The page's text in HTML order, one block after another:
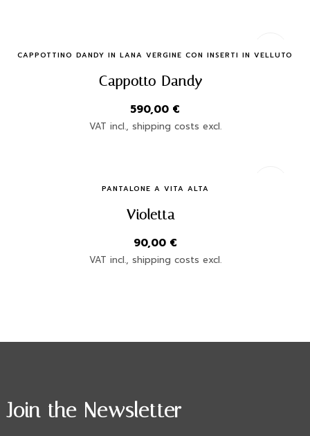
Quick Buy
CAPPOTTINO DANDY IN LANA VERGINE CON INSERTI IN VELLUTO
Cappotto Dandy
590,00 €
VAT incl., shipping costs excl.
Quick Buy
PANTALONE A VITA ALTA
Violetta
90,00 €
VAT incl., shipping costs excl.
Join the Newsletter